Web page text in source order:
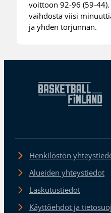
voittoon 92-96 (59-44).
vaihdosta viisi
ja yhden torjunnan.
Henkilöstön
Alueiden yhteystiedot
Laskutustiedot
Käyttöehdot ja